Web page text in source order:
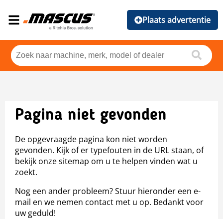
Plaats advertentie
Pagina niet gevonden
De opgevraagde pagina kon niet worden
gevonden. Kijk of er typefouten in de URL staan, of
bekijk onze sitemap om u te helpen vinden wat u
zoekt.
Nog een ander probleem? Stuur hieronder een e-
mail en we nemen contact met u op. Bedankt voor
uw geduld!